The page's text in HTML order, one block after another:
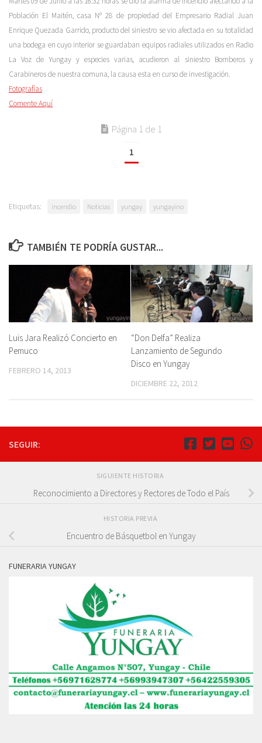
Población El Maitén, casa Nº 28 de propiedad del Empresario Radial Juan
Enrique Quezada Garrido, producto del siniestro se vio afectada en su totalidad
una bodega en cuyo interior se guardaban equipos radiales utilizados en Radio
La Voz de Yungay y especies varias, acudieron al siniestro Bomberos y
Carabineros de nuestra comuna, la causa esta en curso de investigación.
Fotografías
Comente Aquí
Página 1 de 1
1
Etiquetas: incendio Noticias yungay yungayino
TAMBIÉN TE PODRÍA GUSTAR...
Luis Jara Realizó Concierto en
Pemuco
FEBRERO 14, 2013
“Don Delfa” Realiza
Lanzamiento de Segundo
Disco en Yungay
DICIEMBRE 22, 2012
SEGUIR:
SIGUIENTE HISTORIA
Reconocimiento a Directores y Rectores de Todo el País
HISTORIA PREVIA
Encuentro de Básquetbol en Yungay
FUNERARIA YUNGAY